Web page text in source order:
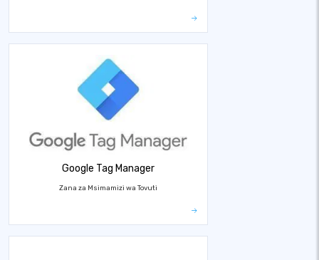
Google Tag Manager
Zana za Msimamizi wa Tovuti